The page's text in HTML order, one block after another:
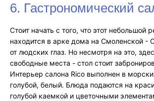
6. Гастрономический
Стоит начать с того, что этот небольшой
находится в арке дома на Смоленской -
от людских глаз. Но несмотря на это,
свободные места - стол стоит
Интерьер салона Rico выполнен в
голубой, белый. Блюда подаются на
голубой каемкой и цветочными